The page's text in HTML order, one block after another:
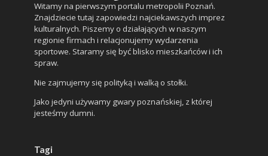
Witamy na pierwszym portalu metropolii Poznań.
Znajdziecie tutaj zapowiedzi najciekawszych imprez
kulturalnych. Piszemy o działających w naszym
regionie firmach i relacjonujemy wydarzenia
sportowe. Staramy się być blisko mieszkańców i ich
spraw.
Nie zajmujemy się polityką i walką o stołki.
Jako jedyni używamy gwary poznańskiej, z której
jesteśmy dumni.
Tagi